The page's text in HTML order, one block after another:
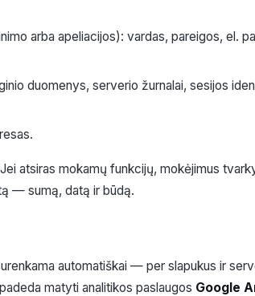
arba apeliacijos): vardas, pareigos, el.
duomenys, serverio žurnalai, sesijos
atsiras mokamų funkcijų, mokėjimus
— sumą, datą ir būdą.
automatiškai — per slapukus ir
matyti analitikos paslaugos Google